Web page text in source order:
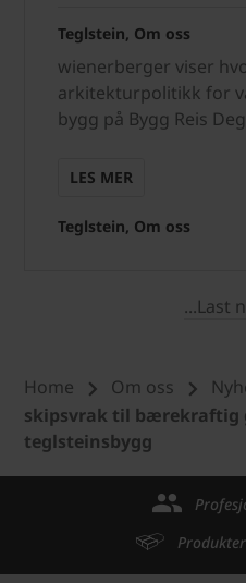
Teglstein, Om oss
wienerberger viser
arkitekturpolitikk for
bygg på Bygg Reis
LES MER
Teglstein, Om oss
...Last
Home Om oss
skipsvrak til bærekraftig
teglsteinsbygg